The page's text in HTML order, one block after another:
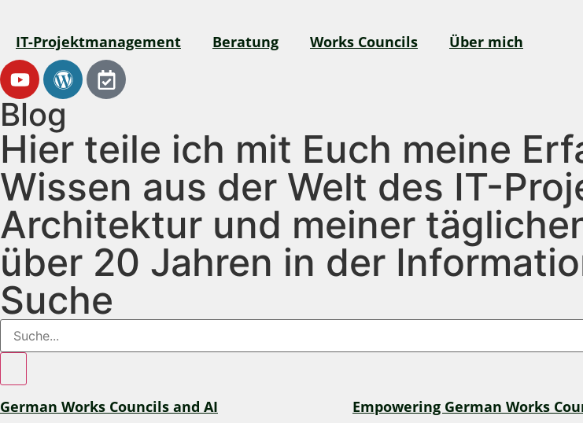
IT-Projektmanagement Beratung Works Councils Über mich
Blog
Hier teile ich mit Euch meine
Wissen aus der Welt des IT-
Architektur und meiner
über 20 Jahren in der
Suche
German Works Councils and AI
Empowering German Works